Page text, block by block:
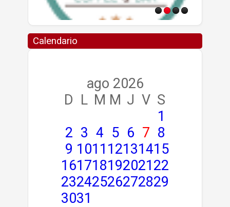
Calendario
ago 2026
D L M M J V S
1
2 3 4 5 6 7 8
9 1011 12131415
16171819202122
23242526272829
3031